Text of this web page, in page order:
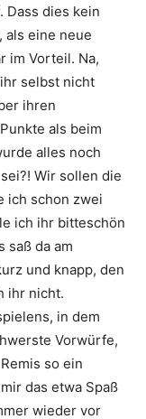
Dass dies kein
als eine neue
im Vorteil. Na,
selbst nicht
ihren
als beim
alles noch
Wir sollen die
ich schon zwei
ich ihr bitteschön
saß da am
und knapp, den
ihr nicht.
in dem
Vorwürfe,
so ein
das etwa Spaß
wieder vor